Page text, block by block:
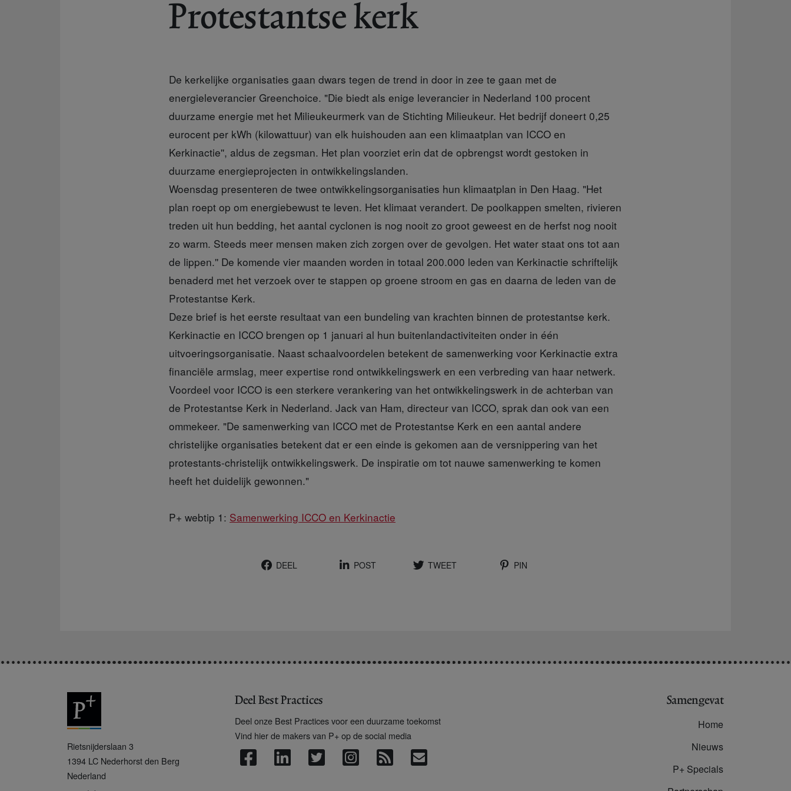
Protestantse kerk
De kerkelijke organisaties gaan dwars tegen de trend in door in zee te gaan met de
energieleverancier Greenchoice. "Die biedt als enige leverancier in Nederland 100 procent
duurzame energie met het Milieukeurmerk van de Stichting Milieukeur. Het bedrijf doneert 0,25
eurocent per kWh (kilowattuur) van elk huishouden aan een klimaatplan van ICCO en
Kerkinactie'', aldus de zegsman. Het plan voorziet erin dat de opbrengst wordt gestoken in
duurzame energieprojecten in ontwikkelingslanden.
Woensdag presenteren de twee ontwikkelingsorganisaties hun klimaatplan in Den Haag. "Het
plan roept op om energiebewust te leven. Het klimaat verandert. De poolkappen smelten, rivieren
treden uit hun bedding, het aantal cyclonen is nog nooit zo groot geweest en de herfst nog nooit
zo warm. Steeds meer mensen maken zich zorgen over de gevolgen. Het water staat ons tot aan
de lippen.'' De komende vier maanden worden in totaal 200.000 leden van Kerkinactie schriftelijk
benaderd met het verzoek over te stappen op groene stroom en gas en daarna de leden van de
Protestantse Kerk.
Deze brief is het eerste resultaat van een bundeling van krachten binnen de protestantse kerk.
Kerkinactie en ICCO brengen op 1 januari al hun buitenlandactiviteiten onder in één
uitvoeringsorganisatie. Naast schaalvoordelen betekent de samenwerking voor Kerkinactie extra
financiële armslag, meer expertise rond ontwikkelingswerk en een verbreding van haar netwerk.
Voordeel voor ICCO is een sterkere verankering van het ontwikkelingswerk in de achterban van
de Protestantse Kerk in Nederland. Jack van Ham, directeur van ICCO, sprak dan ook van een
ommekeer. "De samenwerking van ICCO met de Protestantse Kerk en een aantal andere
christelijke organisaties betekent dat er een einde is gekomen aan de versnippering van het
protestants-christelijk ontwikkelingswerk. De inspiratie om tot nauwe samenwerking te komen
heeft het duidelijk gewonnen."
P+ webtip 1: Samenwerking ICCO en Kerkinactie
DEEL POST TWEET PIN
+
Rietsnijderslaan 3
1394 LC Nederhorst den Berg
Nederland
Deel Best Practices
Deel onze Best Practices voor een duurzame toekomst
Vind hier de makers van P+ op de social media
Samengevat
Home
Nieuws
P+ Specials